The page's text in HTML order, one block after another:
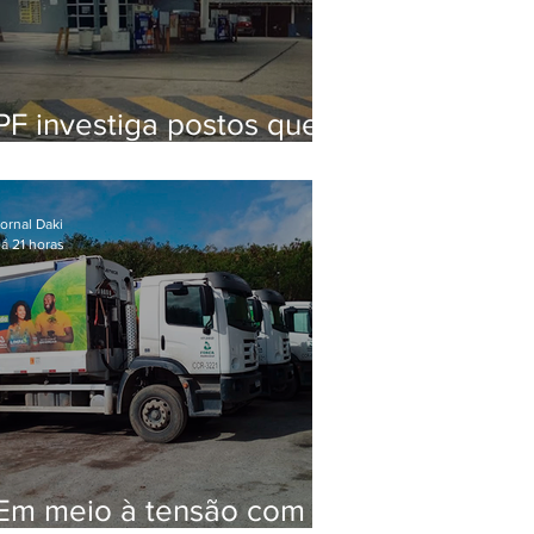
investiga postos que
de secretário
em 2020
meio à tensão com
Daki
21 horas